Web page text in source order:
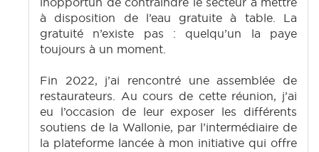
à disposition de l’eau gratuite à table. La
gratuité n’existe pas : quelqu’un la paye
toujours à un moment.
Fin 2022, j’ai rencontré une assemblée de
restaurateurs. Au cours de cette réunion, j’ai
eu l’occasion de leur exposer les différents
soutiens de la Wallonie, par l’intermédiaire de
la plateforme lancée à mon initiative qui offre